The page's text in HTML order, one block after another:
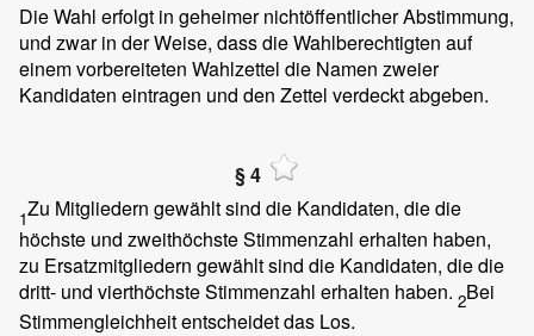
Die Wahl erfolgt in geheimer nichtöffentlicher Abstimmung,
und zwar in der Weise, dass die Wahlberechtigten auf
einem vorbereiteten Wahlzettel die Namen zweier
Kandidaten eintragen und den Zettel verdeckt abgeben.
§ 4
1Zu Mitgliedern gewählt sind die Kandidaten, die die
höchste und zweithöchste Stimmenzahl erhalten haben,
zu Ersatzmitgliedern gewählt sind die Kandidaten, die die
dritt- und vierthöchste Stimmenzahl erhalten haben. 2Bei
Stimmengleichheit entscheidet das Los.